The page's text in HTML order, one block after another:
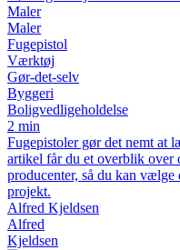
Maler
Maler
Fugepistol
Værktøj
Gør-det-selv
Byggeri
Boligvedligeholdelse
2 min
Fugepistoler gør det nemt at
artikel får du et overblik over
producenter, så du kan vælge
projekt.
Alfred Kjeldsen
Alfred
Kjeldsen